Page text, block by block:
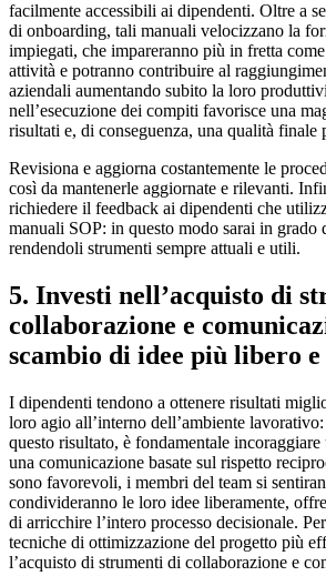
facilmente accessibili ai dipendenti. Oltre a
di onboarding, tali manuali velocizzano la
impiegati, che impareranno più in fretta
attività e potranno contribuire al
aziendali aumentando subito la loro
nell’esecuzione dei compiti favorisce una
risultati e, di conseguenza, una qualità finale
Revisiona e aggiorna costantemente le
così da mantenerle aggiornate e rilevanti.
richiedere il feedback ai dipendenti che
manuali SOP: in questo modo sarai in grado
rendendoli strumenti sempre attuali e utili.
5. Investi nell’acquisto di
collaborazione e
scambio di idee più libero
I dipendenti tendono a ottenere risultati
loro agio all’interno dell’ambiente
questo risultato, è fondamentale incoraggiare
una comunicazione basate sul rispetto
sono favorevoli, i membri del team si
condivideranno le loro idee liberamente,
di arricchire l’intero processo decisionale.
tecniche di ottimizzazione del progetto più
l’acquisto di strumenti di collaborazione e